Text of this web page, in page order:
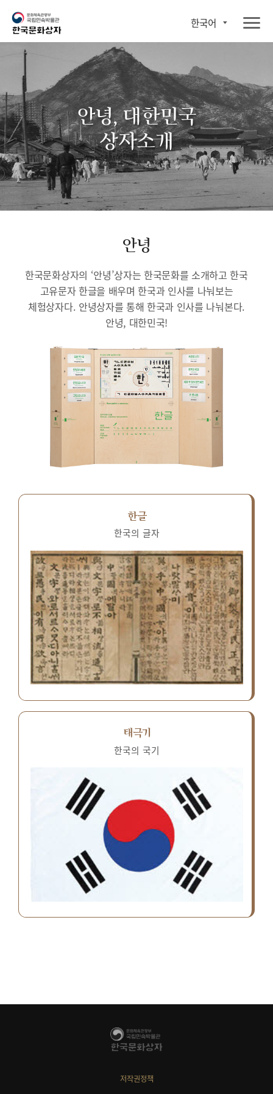
한국어
안녕, 대한민국
상자소개
안녕
한국문화상자의 ‘안녕’상자는 한국문화를 소개하고 한국
고유문자 한글을 배우며 한국과 인사를 나눠보는
체험상자다. 안녕상자를 통해 한국과 인사를 나눠본다.
안녕, 대한민국!
한글
한국의 글자
태극기
한국의 국기
저작권정책